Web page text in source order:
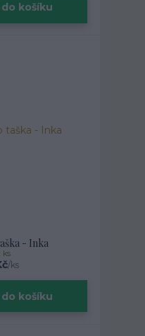
košíku
- Inka
/ks
ks
košíku